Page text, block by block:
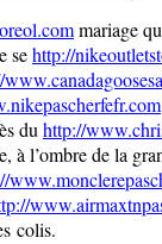
mariage
sehttp://
du http://
à l’ombre de la
colis.